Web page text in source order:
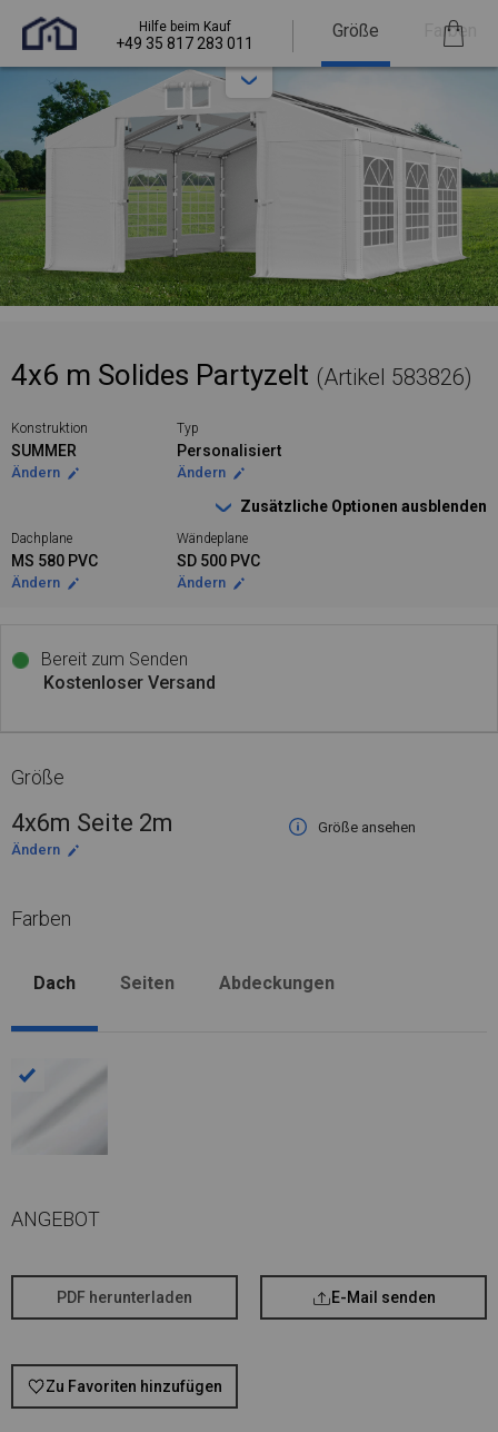
Hilfe beim Kauf
+49 35 817 283 011
Größe Farben
4x6 m Solides Partyzelt (Artikel 583826)
Konstruktion
SUMMER
Ändern
Typ
Personalisiert
Ändern
Zusätzliche Optionen ausblenden
Dachplane
MS 580 PVC
Ändern
Wändeplane
SD 500 PVC
Ändern
Bereit zum Senden
Kostenloser Versand
Größe
4x6m Seite 2m
Größe ansehen
Ändern
Farben
Dach Seiten Abdeckungen
ANGEBOT
PDF herunterladen E-Mail senden
Zu Favoriten hinzufügen